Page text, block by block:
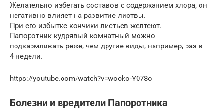
Желательно избегать составов с содержанием хлора, он
негативно влияет на развитие листвы.
При его избытке кончики листьев желтеют.
Папоротник кудрявый комнатный можно
подкармливать реже, чем другие виды, например, раз в
4 недели.
https://youtube.com/watch?v=wocko-Y078o
Болезни и вредители Папоротника